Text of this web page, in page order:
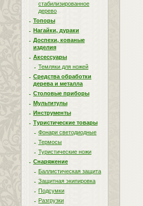
стабилизированное
дерево
Топоры
Нагайки, дураки
Доспехи, кованые
изделия
Аксессуары
Темляки для ножей
Средства обработки
дерева и металла
Столовые приборы
Мультитулы
Инструменты
Туристические товары
Фонари светодиодные
Термосы
Туристические ножи
Снаряжение
Баллистическая защита
Защитная экипировка
Подсумки
Разгрузки